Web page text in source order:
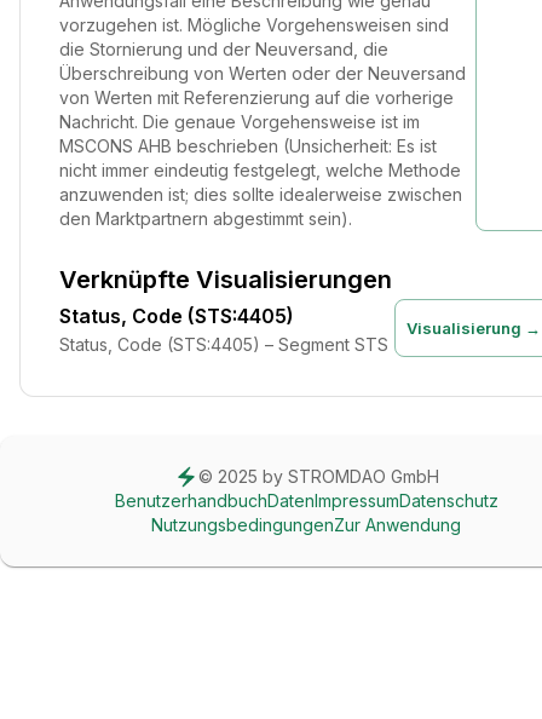
vorzugehen ist. Mögliche Vorgehensweisen sind
die Stornierung und der Neuversand, die
Überschreibung von Werten oder der Neuversand
von Werten mit Referenzierung auf die vorherige
Nachricht. Die genaue Vorgehensweise ist im
MSCONS AHB beschrieben (Unsicherheit: Es ist
nicht immer eindeutig festgelegt, welche Methode
anzuwenden ist; dies sollte idealerweise zwischen
den Marktpartnern abgestimmt sein).
Verknüpfte Visualisierungen
Status, Code (STS:4405)
Status, Code (STS:4405) – Segment STS
Visualisierung →
© 2025 by STROMDAO GmbH
BenutzerhandbuchDatenImpressumDatenschutz
NutzungsbedingungenZur Anwendung